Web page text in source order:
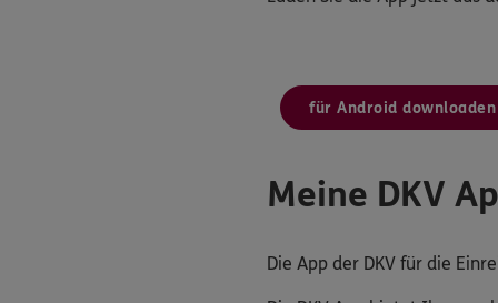
für Android downloaden
Meine DKV
Die App der DKV für die